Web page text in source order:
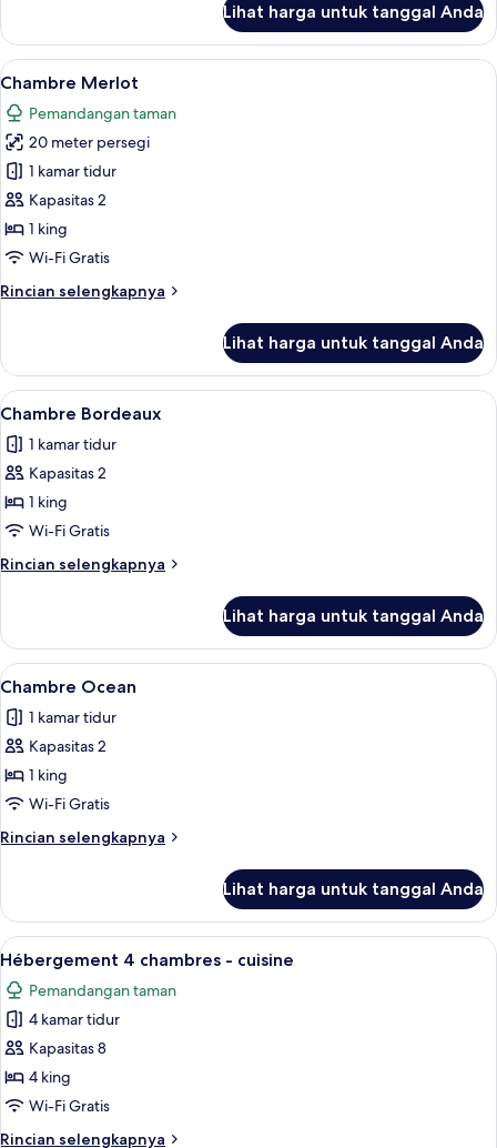
Chambre
Vigne
Lihat harga untuk tanggal Anda
Lihat
semua
foto
untuk
Chambre
Merlot
Meja kerja, ruang kerja ramah
10
Chambre Merlot
Pemandangan taman
20 meter persegi
1 kamar tidur
Kapasitas 2
1 king
Wi-Fi Gratis
Rincian selengkapnya
Rincian
Chambre
Merlot
Lihat harga untuk tanggal Anda
Lihat
semua
foto
untuk
Chambre
Bordeaux
Meja kerja, ruang kerja ramah
11
Chambre Bordeaux
1 kamar tidur
Kapasitas 2
1 king
Wi-Fi Gratis
Rincian selengkapnya
Rincian
Chambre
Bordeaux
Lihat harga untuk tanggal Anda
Lihat
semua
foto
untuk
Chambre
Ocean
Meja kerja, ruang kerja ramah
10
Chambre Ocean
1 kamar tidur
Kapasitas 2
1 king
Wi-Fi Gratis
Rincian selengkapnya
Rincian
Chambre
Ocean
Lihat harga untuk tanggal Anda
Lihat
semua
foto
untuk
Hébergement
4
chambres
Hébergement 4 chambres - cuisine
12
Hébergement 4 chambres - cuisine
Pemandangan taman
4 kamar tidur
Kapasitas 8
4 king
Wi-Fi Gratis
Rincian selengkapnya
Rincian